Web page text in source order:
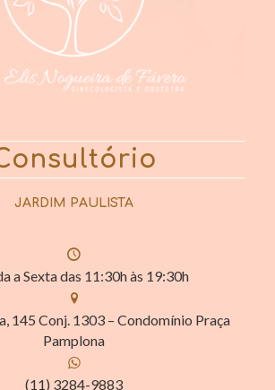
JARDIM PAULISTA
a Sexta das 11:30h às 19:30h
145 Conj. 1303 – Condomínio Praça
Pamplona
(11) 3284-9883